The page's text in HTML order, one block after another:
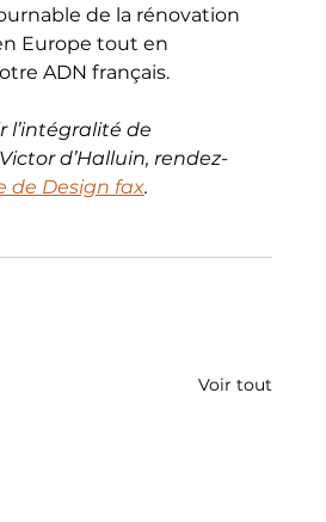
de la rénovation
Europe tout en
ADN français.
l’intégralité de
d’Halluin, rendez-
de Design fax.
Voir tout